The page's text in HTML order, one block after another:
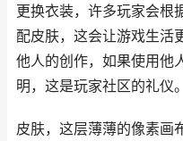
更换衣装，许多玩家会根
配皮肤，这会让游戏生活
他人的创作，如果使用他
明，这是玩家社区的礼仪。
皮肤，这层薄薄的像素画